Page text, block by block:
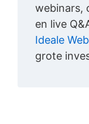
webinars,
en live
Ideale
grote